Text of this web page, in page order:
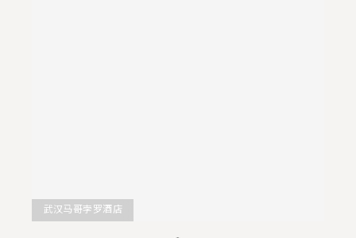
武汉马哥孛罗酒店